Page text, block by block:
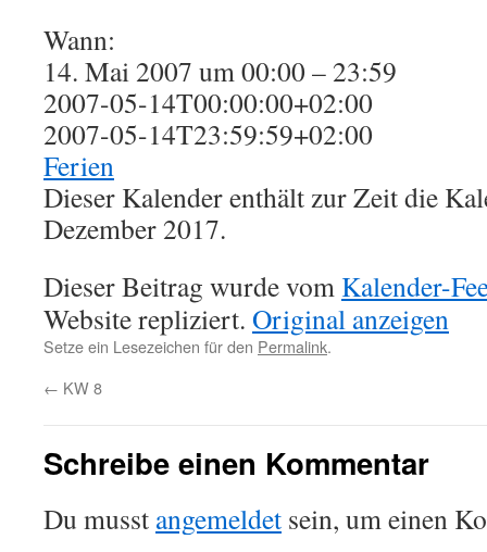
Wann:
14. Mai 2007 um 00:00 – 23:59
2007-05-14T00:00:00+02:00
2007-05-14T23:59:59+02:00
Ferien
Dieser Kalender enthält zur Zeit die
Dezember 2017.
Dieser Beitrag wurde vom Kalender-
Website repliziert. Original anzeigen
Setze ein Lesezeichen für den Permalink.
← KW 8
Schreibe einen Kommentar
Du musst angemeldet sein, um einen